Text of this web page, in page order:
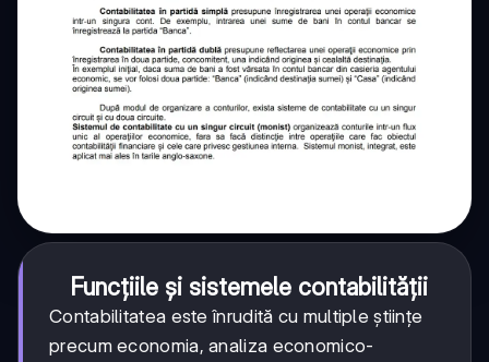
Funcțiile și sistemele contabilității
Contabilitatea este înrudită cu multiple științe
precum economia, analiza economico-